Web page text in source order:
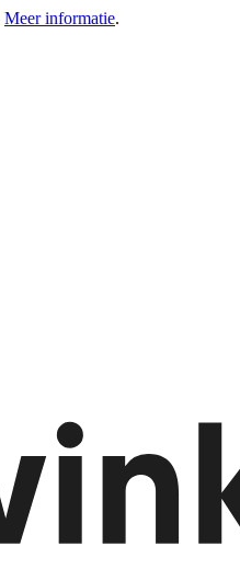
Meer informatie.